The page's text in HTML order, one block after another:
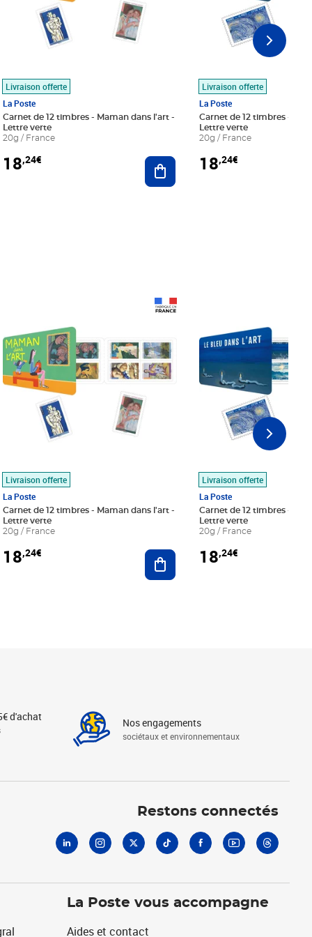
au panier
Livraison offerte
La Poste
Carnet de 12 timbres - Maman dans l'art -
Lettre verte
20g / France
18,24€ Ajouter au panier
Livraison offerte
La Poste
Carnet de 12 timbres - Le
Lettre verte
20g / France
18,24€
au panier
Livraison offerte
La Poste
Carnet de 12 timbres - Maman dans l'art -
Lettre verte
20g / France
18,24€ Ajouter au panier
Livraison offerte
La Poste
Carnet de 12 timbres - Le
Lettre verte
20g / France
18,24€
d'achat Nos engagements
sociétaux et environnementaux
Restons connectés
La Poste vous accompagne
Aides et contact